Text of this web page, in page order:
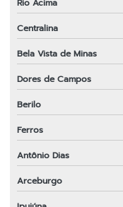
Rio Acima
Centralina
Bela Vista de Minas
Dores de Campos
Berilo
Ferros
Antônio Dias
Arceburgo